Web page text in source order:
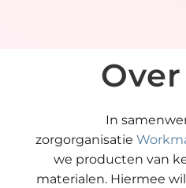
In
zorgorganisatie
we producten van
materialen. Hiermee